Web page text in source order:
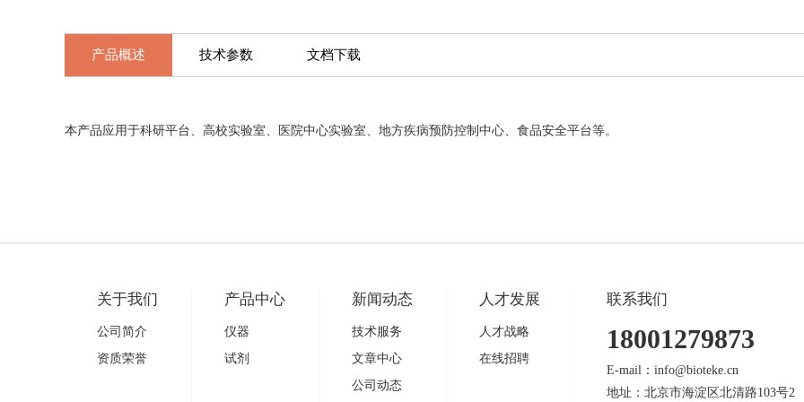
产品概述 技术参数 文档下载
本产品应用于科研平台、高校实验室、医院中心实验室、地方疾病预防控制中心、食品安全平台等。
关于我们
公司简介
资质荣誉
产品中心
仪器
试剂
新闻动态
技术服务
文章中心
公司动态
人才发展
人才战略
在线招聘
联系我们
18001279873
E-mail：info@bioteke.cn
地址：北京市海淀区北清路103号2